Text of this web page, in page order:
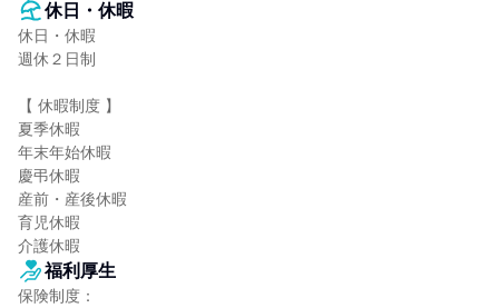
休日・休暇
休日・休暇
週休２日制
【 休暇制度 】
夏季休暇
年末年始休暇
慶弔休暇
産前・産後休暇
育児休暇
介護休暇
福利厚生
保険制度：